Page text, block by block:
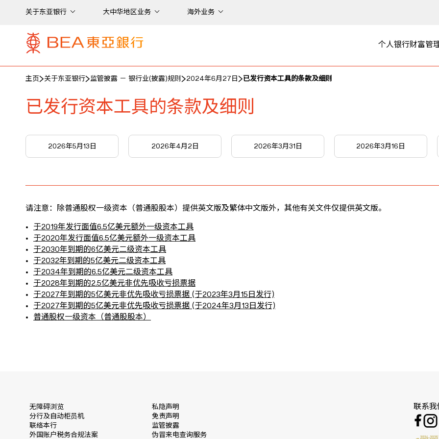
关于东亚银行 大中华地区业务 海外业务
个人银行财富管
主页 关于东亚银行 监管披露 － 银行业(披露)规则 2024年6月27日 已发行资本工具的条款及细则
已发行资本工具的条款及细则
2026年5月13日 2026年4月2日 2026年3月31日 2026年3月16日
请注意：除普通股权一级资本（普通股股本）提供英文版及繁体中文版外，其他有关文件仅提供英文版。
于2019年发行面值6.5亿美元额外一级资本工具
于2020年发行面值6.5亿美元额外一级资本工具
于2030年到期的6亿美元二级资本工具
于2032年到期的5亿美元二级资本工具
于2034年到期的6.5亿美元二级资本工具
于2028年到期的2.5亿美元非优先吸收亏损票据
于2027年到期的5亿美元非优先吸收亏损票据 (于2023年3月15日发行)
于2027年到期的5亿美元非优先吸收亏损票据 (于2024年3月13日发行)
普通股权一级资本（普通股股本）
无障碍浏览
分行及自动柜员机
联络本行
外国账户税务合规法案
私隐声明
免责声明
监管披露
伪冒来电查询服务
联系我